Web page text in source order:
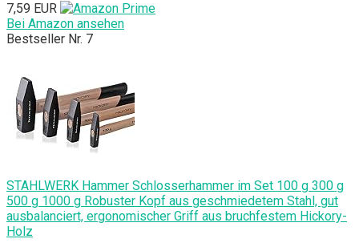
7,59 EUR
Bei Amazon ansehen
Bestseller Nr. 7
STAHLWERK Hammer Schlosserhammer im Set 100 g 300 g
500 g 1000 g Robuster Kopf aus geschmiedetem Stahl, gut
ausbalanciert, ergonomischer Griff aus bruchfestem Hickory-
Holz